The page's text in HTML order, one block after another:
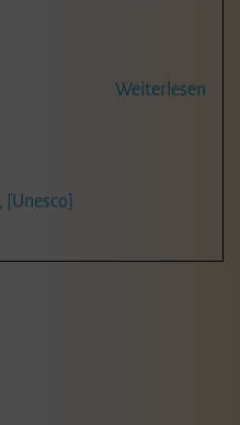
Weiterlesen
, [Unesco]